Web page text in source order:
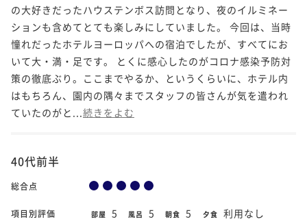
の大好きだったハウステンボス訪問となり、夜のイルミネー
ションも含めてとても楽しみにしていました。 今回は、当時
憧れだったホテルヨーロッパへの宿泊でしたが、すべてにお
いて大・満・足です。 とくに感心したのがコロナ感染予防対
策の徹底ぶり。ここまでやるか、というくらいに、ホテル内
はもちろん、園内の隅々までスタッフの皆さんが気を遣われ
ていたのがと... 続きをよむ
40代前半
総合点
項目別評価 部屋 5 風呂 5 朝食 5 夕食 利用なし